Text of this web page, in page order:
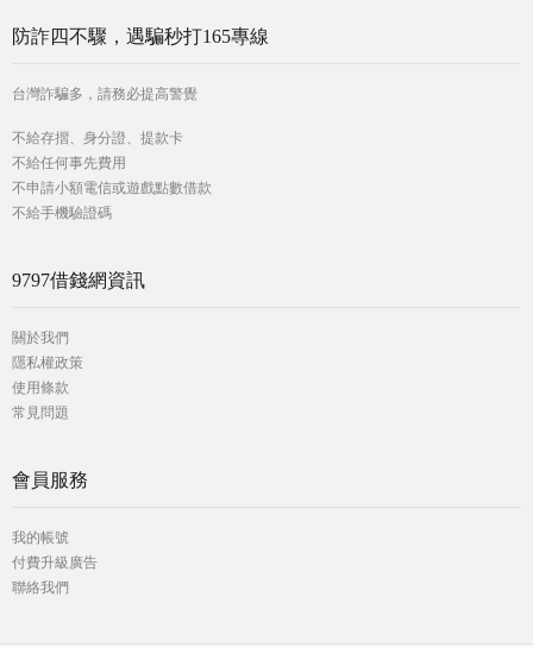
防詐四不驟，遇騙秒打165專線
台灣詐騙多，請務必提高警覺
不給存摺、身分證、提款卡
不給任何事先費用
不申請小額電信或遊戲點數借款
不給手機驗證碼
9797借錢網資訊
關於我們
隱私權政策
使用條款
常見問題
會員服務
我的帳號
付費升級廣告
聯絡我們